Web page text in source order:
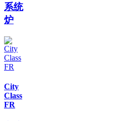
系统
炉
City
Class
FR